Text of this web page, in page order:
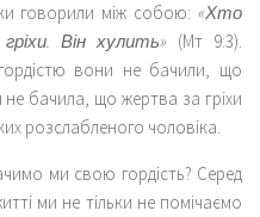
говорили між собою: «Хто
Він хулить» (Мт 9:3).
вони не бачили, що
бачила, що жертва за гріхи
розслабленого чоловіка.
ми свою гордість? Серед
ми не тільки не помічаємо